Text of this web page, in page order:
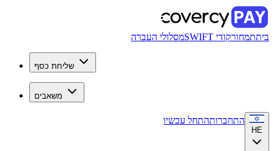
ביתתמחורקודי SWIFT מסלולי העברה
שליחת כסף
משאבים
HE
התחברותהתחל עכשיו